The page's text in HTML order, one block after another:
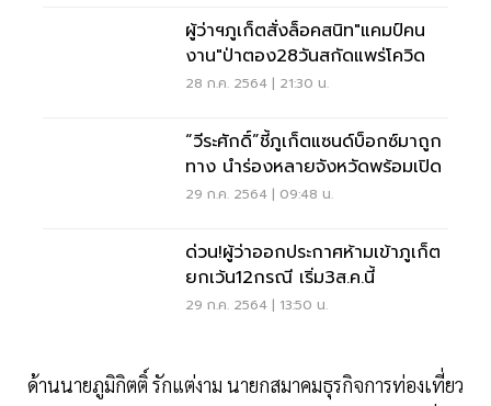
ผู้ว่าฯภูเก็ตสั่งล็อคสนิท"แคมป์คน
งาน"ป่าตอง28วันสกัดแพร่โควิด
28 ก.ค. 2564 | 21:30 น.
“วีระศักดิ์”ชี้ภูเก็ตแซนด์บ็อกซ์มาถูก
ทาง นำร่องหลายจังหวัดพร้อมเปิด
29 ก.ค. 2564 | 09:48 น.
ด่วน!ผู้ว่าออกประกาศห้ามเข้าภูเก็ต
ยกเว้น12กรณี เริ่ม3ส.ค.นี้
29 ก.ค. 2564 | 13:50 น.
ด้านนายภูมิกิตติ์ รักแต่งาม นายกสมาคมธุรกิจการท่องเที่ยว